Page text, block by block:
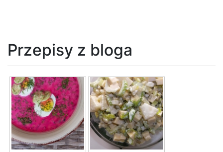
Przepisy z bloga